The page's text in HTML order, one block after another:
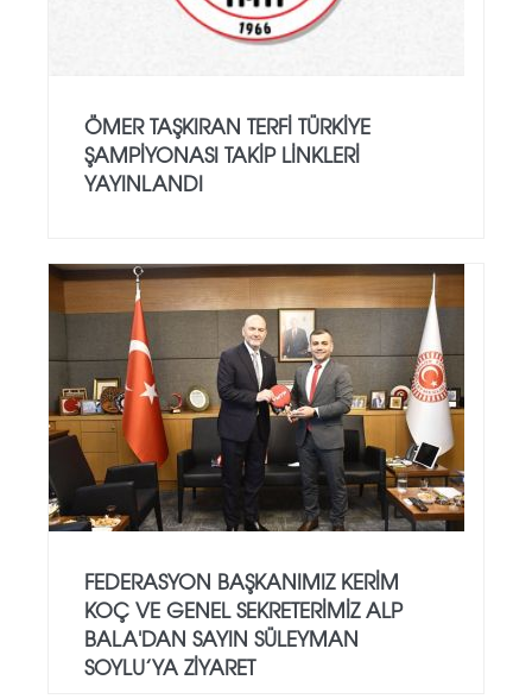
ÖMER TAŞKIRAN TERFI TÜRKIYE
ŞAMPIYONASI TAKIP LINKLERI
YAYINLANDI
FEDERASYON BAŞKANIMIZ KERIM
KOÇ VE GENEL SEKRETERIMIZ ALP
BALA'DAN SAYIN SÜLEYMAN
SOYLU’YA ZIYARET